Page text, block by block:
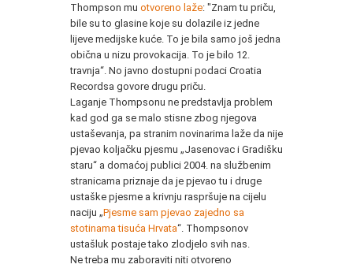
Thompson mu otvoreno laže: "Znam tu priču,
bile su to glasine koje su dolazile iz jedne
lijeve medijske kuće. To je bila samo još jedna
obična u nizu provokacija. To je bilo 12.
travnja“. No javno dostupni podaci Croatia
Recordsa govore drugu priču.
Laganje Thompsonu ne predstavlja problem
kad god ga se malo stisne zbog njegova
ustaševanja, pa stranim novinarima laže da nije
pjevao koljačku pjesmu „Jasenovac i Gradišku
staru“ a domaćoj publici 2004. na službenim
stranicama priznaje da je pjevao tu i druge
ustaške pjesme a krivnju raspršuje na cijelu
naciju „Pjesme sam pjevao zajedno sa
stotinama tisuća Hrvata“. Thompsonov
ustašluk postaje tako zlodjelo svih nas.
Ne treba mu zaboraviti niti otvoreno